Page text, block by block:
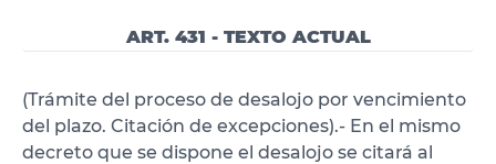
ART. 431 - TEXTO ACTUAL
(Trámite del proceso de desalojo por vencimiento
del plazo. Citación de excepciones).- En el mismo
decreto que se dispone el desalojo se citará al